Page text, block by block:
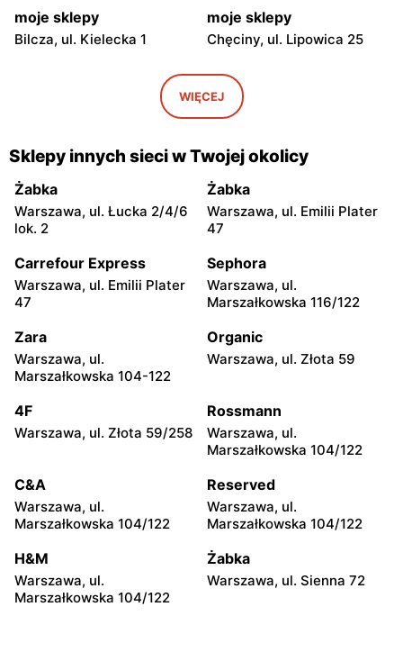
moje sklepy
Bilcza, ul. Kielecka 1
moje sklepy
Chęciny, ul. Lipowica 25
Iwaniska, ul. Ujazdowska 5
moje sklepy
Bogoria, ul. Rynek 30
Gorzyce, ul. Szkolna 44 Grębów, ul. Wydrza 180
moje sklepy
Jadachy, ul. Jadachy 111
moje sklepy
Jeżowe, ul. Zalesie 77
Kazimierza Wielka, ul.
Kolejowa 15
Kamień, ul. Błonie 23
Górki, ul. Górki 71
Gumniska, ul. Gumniska
157C
Iwierzyce, ul. Iwierzyce
152A
Tczew, ul. Franciszka Żwirki
61
Hyżne, ul. Hyżne 100 Jarosław, ul. Pełkińska 147
moje sklepy moje sklepy
WIĘCEJ
Sklepy innych sieci w Twojej okolicy
Żabka
Warszawa, ul. Łucka 2/4/6
lok. 2
Żabka
Warszawa, ul. Emilii Plater
47
Carrefour Express
Warszawa, ul. Emilii Plater
47
Sephora
Warszawa, ul.
Marszałkowska 116/122
Zara
Warszawa, ul.
Marszałkowska 104-122
Organic
Warszawa, ul. Złota 59
4F
Warszawa, ul. Złota 59/258
Rossmann
Warszawa, ul.
Marszałkowska 104/122
C&A
Warszawa, ul.
Marszałkowska 104/122
Reserved
Warszawa, ul.
Marszałkowska 104/122
H&M
Warszawa, ul.
Marszałkowska 104/122
Żabka
Warszawa, ul. Sienna 72